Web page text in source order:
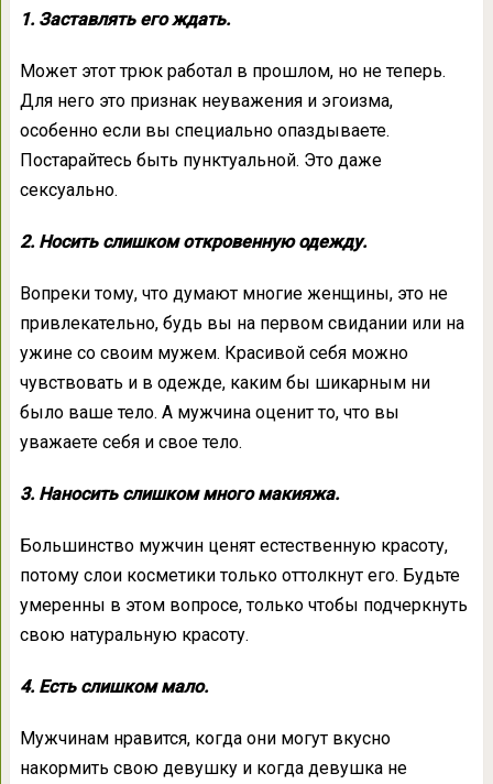
1. Заставлять его ждать.
Может этот трюк работал в прошлом, но не теперь.
Для него это признак неуважения и эгоизма,
особенно если вы специально опаздываете.
Постарайтесь быть пунктуальной. Это даже
сексуально.
2. Носить слишком откровенную одежду.
Вопреки тому, что думают многие женщины, это не
привлекательно, будь вы на первом свидании или на
ужине со своим мужем. Красивой себя можно
чувствовать и в одежде, каким бы шикарным ни
было ваше тело. А мужчина оценит то, что вы
уважаете себя и свое тело.
3. Наносить слишком много макияжа.
Большинство мужчин ценят естественную красоту,
потому слои косметики только оттолкнут его. Будьте
умеренны в этом вопросе, только чтобы подчеркнуть
свою натуральную красоту.
4. Есть слишком мало.
Мужчинам нравится, когда они могут вкусно
накормить свою девушку и когда девушка не